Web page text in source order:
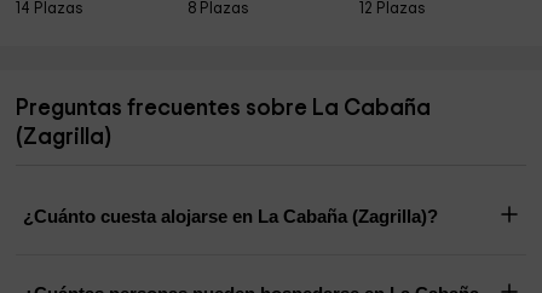
14 Plazas
8 Plazas
12 Plazas
Preguntas frecuentes sobre La Cabaña
(Zagrilla)
¿Cuánto cuesta alojarse en La Cabaña (Zagrilla)?